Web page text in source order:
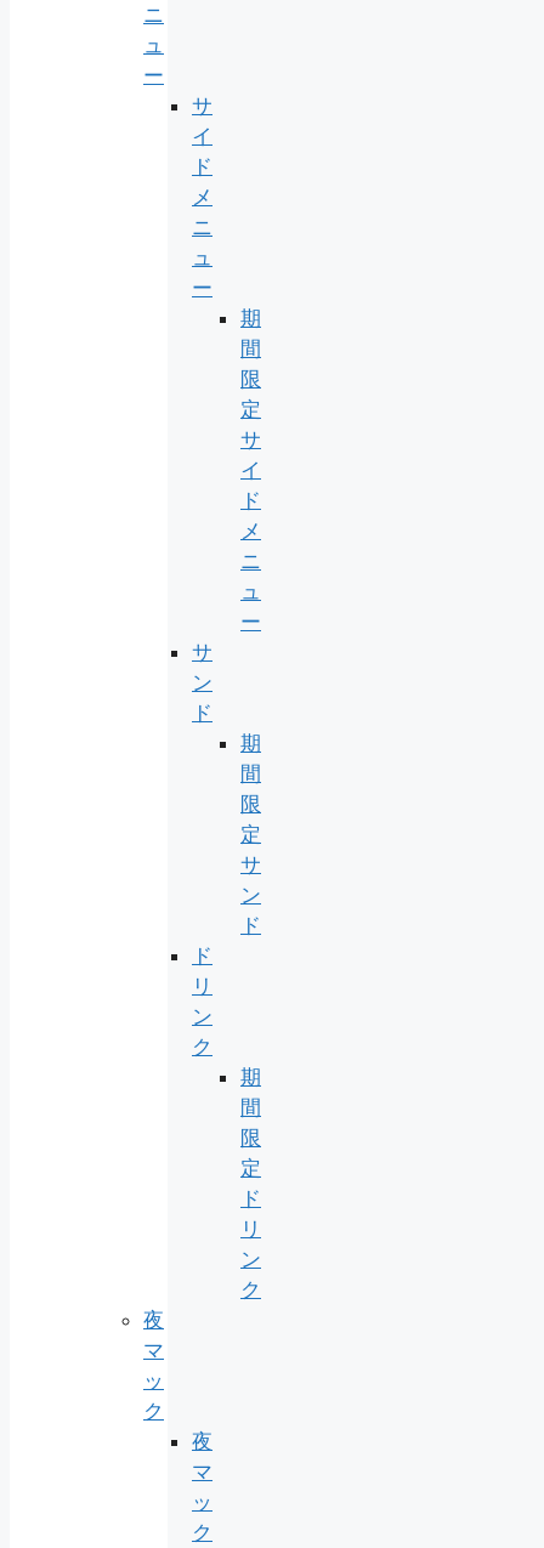
ニ
ュ
ー
サ
イ
ド
メ
ニ
ュ
ー
期
間
限
定
サ
イ
ド
メ
ニ
ュ
ー
サ
ン
ド
期
間
限
定
サ
ン
ド
ド
リ
ン
ク
期
間
限
定
ド
リ
ン
ク
夜
マ
ッ
ク
夜
マ
ッ
ク